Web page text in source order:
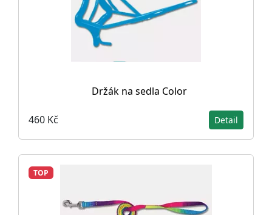
Držák na sedla Color
460 Kč Detail
TOP